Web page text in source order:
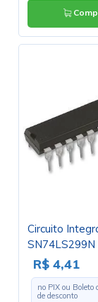
Circuito
Cód. Loja 4181
R$ 4,41
no PIX ou Boleto
de desconto